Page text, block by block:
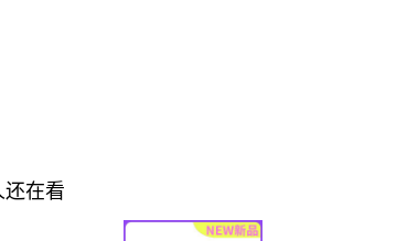
还在看